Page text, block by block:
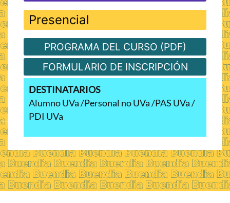
Presencial
PROGRAMA DEL CURSO (PDF)
FORMULARIO DE INSCRIPCIÓN
DESTINATARIOS
Alumno UVa Personal no UVa PAS UVa
PDI UVa